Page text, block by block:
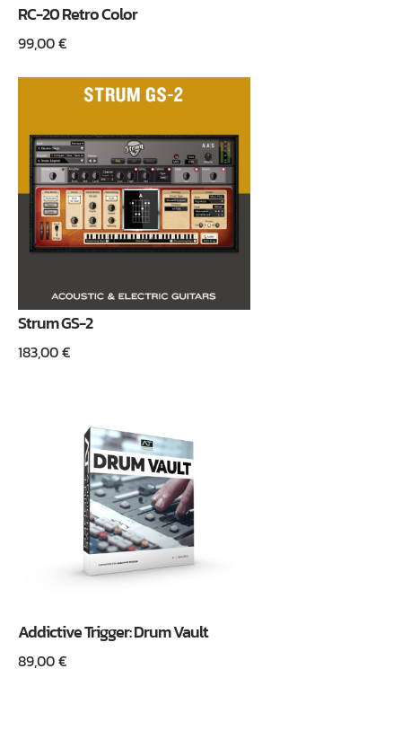
RC-20 Retro Color
99,00€
Strum GS-2
183,00€
Addictive Trigger: Drum Vault
89,00€